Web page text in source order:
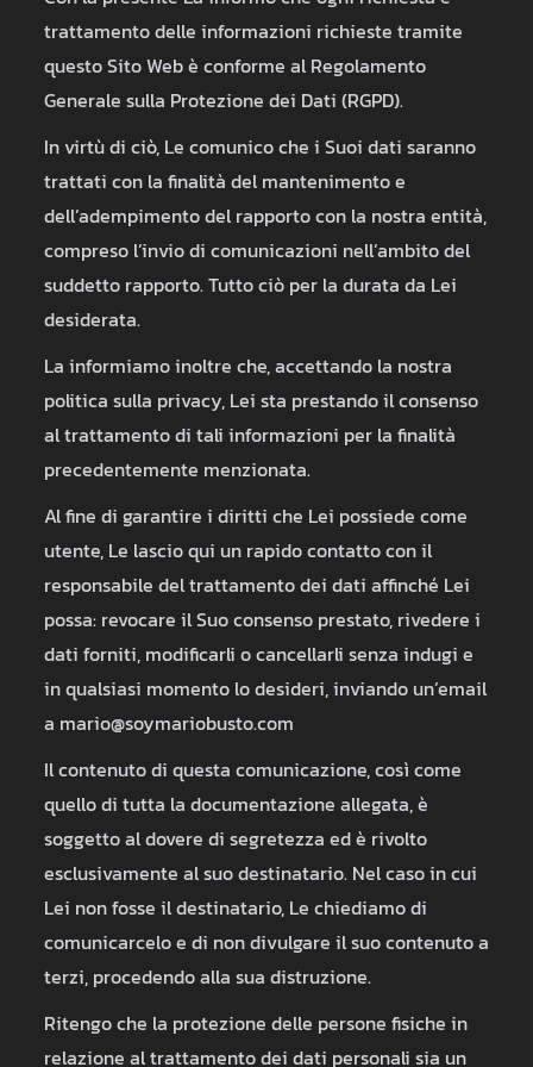
trattamento delle informazioni richieste tramite
questo Sito Web è conforme al Regolamento
Generale sulla Protezione dei Dati (RGPD).
In virtù di ciò, Le comunico che i Suoi dati saranno
trattati con la finalità del mantenimento e
dell’adempimento del rapporto con la nostra entità,
compreso l’invio di comunicazioni nell’ambito del
suddetto rapporto. Tutto ciò per la durata da Lei
desiderata.
La informiamo inoltre che, accettando la nostra
politica sulla privacy, Lei sta prestando il consenso
al trattamento di tali informazioni per la finalità
precedentemente menzionata.
Al fine di garantire i diritti che Lei possiede come
utente, Le lascio qui un rapido contatto con il
responsabile del trattamento dei dati affinché Lei
possa: revocare il Suo consenso prestato, rivedere i
dati forniti, modificarli o cancellarli senza indugi e
in qualsiasi momento lo desideri, inviando un’email
a mario@soymariobusto.com
Il contenuto di questa comunicazione, così come
quello di tutta la documentazione allegata, è
soggetto al dovere di segretezza ed è rivolto
esclusivamente al suo destinatario. Nel caso in cui
Lei non fosse il destinatario, Le chiediamo di
comunicarcelo e di non divulgare il suo contenuto a
terzi, procedendo alla sua distruzione.
Ritengo che la protezione delle persone fisiche in
relazione al trattamento dei dati personali sia un